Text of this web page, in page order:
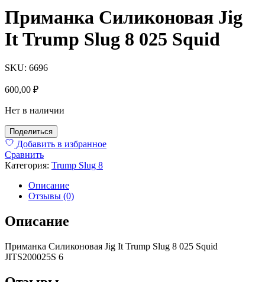
Приманка Силиконовая Jig
It Trump Slug 8 025 Squid
SKU: 6696
600,00 ₽
Нет в наличии
Поделиться
Добавить в избранное
Сравнить
Категория: Trump Slug 8
Описание
Отзывы (0)
Описание
Приманка Силиконовая Jig It Trump Slug 8 025 Squid
JITS200025S 6